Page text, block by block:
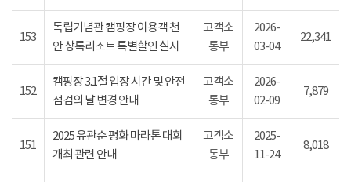
153
독립기념관 캠핑장 이용객 천
안 상록리조트 특별할인 실시
고객소
통부
2026-
03-04
22,341
152
캠핑장 3.1절 입장 시간 및 안전
점검의 날 변경 안내
고객소
통부
2026-
02-09
7,879
151
2025 유관순 평화 마라톤 대회
개최 관련 안내
고객소
통부
2025-
11-24
8,018